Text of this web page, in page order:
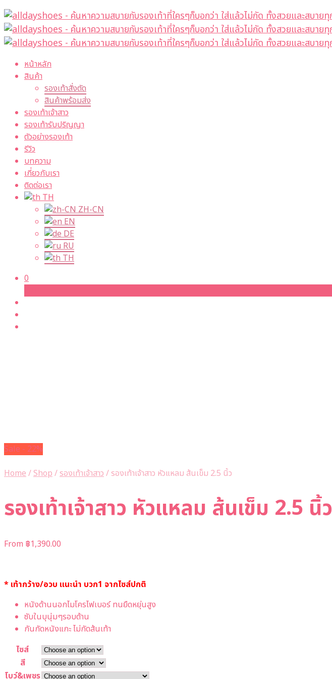
หน้าหลัก
สินค้า
รองเท้าสั่งตัด
สินค้าพร้อมส่ง
รองเท้าเจ้าสาว
รองเท้ารับปริญญา
ตัวอย่างรองเท้า
รีวิว
บทความ
เกี่ยวกับเรา
ติดต่อเรา
TH
ZH-CN
EN
DE
RU
TH
0
Sale - 22%
Home/Shop/รองเท้าเจ้าสาว/ รองเท้าเจ้าสาว หัวแหลม ส้นเข็ม 2.5 นิ้ว
รองเท้าเจ้าสาว หัวแหลม ส้นเข็ม 2.5 นิ้ว
From ฿1,390.00
* เท้ากว้าง/อวบ แนะนำ บวก1 จากไซส์ปกติ
หนังด้านนอกไมโครไฟเบอร์ ทนยืดหยุ่นสูง
ซับในบุนุ่มๆรอบด้าน
กันกัดหนังแกะ ไม่กัดส้นเท้า
ไซส์
สี
โบว์&เพชร